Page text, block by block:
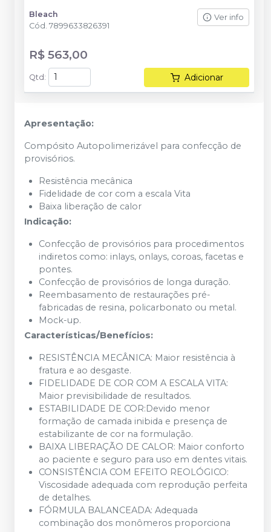
Bleach
Cód. 7899633826391
Ver info
R$ 563,00
Qtd : Adicionar
Apresentação:
Compósito Autopolimerizável para confecção de
provisórios.
Resistência mecânica
Fidelidade de cor com a escala Vita
Baixa liberação de calor
Indicação:
Confecção de provisórios para procedimentos
indiretos como: inlays, onlays, coroas, facetas e
pontes.
Confecção de provisórios de longa duração.
Reembasamento de restaurações pré-
fabricadas de resina, policarbonato ou metal.
Mock-up.
Características/Benefícios:
RESISTÊNCIA MECÂNICA: Maior resistência à
fratura e ao desgaste.
FIDELIDADE DE COR COM A ESCALA VITA:
Maior previsibilidade de resultados.
ESTABILIDADE DE COR:Devido menor
formação de camada inibida e presença de
estabilizante de cor na formulação.
BAIXA LIBERAÇÃO DE CALOR: Maior conforto
ao paciente e seguro para uso em dentes vitais.
CONSISTÊNCIA COM EFEITO REOLÓGICO:
Viscosidade adequada com reprodução perfeita
de detalhes.
FÓRMULA BALANCEADA: Adequada
combinação dos monômeros proporciona